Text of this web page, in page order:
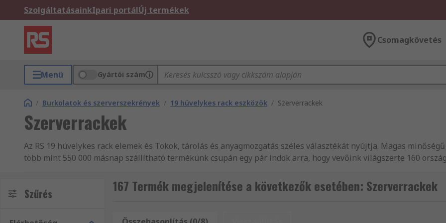
SzolgáltatásainkIpari portálÚj termékek
Csomagkövetés
Menü Gyártói szám
/ Burkolatok és szerverszekrények / 19 hüvelykes rack eszközök / Szerverrackek
Szerverrackek
Az RS 19 hüvelykes rack elemek és Tokok, tárolás és anyagmozgatás széles választékát nyújtja. Magas
több mint 550 000 másnap szállítható termékünk csupán egy pár indok arra, hogy vevőink világszerte 160
vonatkozó kérdései vannak, forduljon bizalommal ügyfélszolgálatunkhoz. Segítőkész kollégáink örömmel állnak
berendezések, automatikai alkatrészek és kábelek és 19 hüvelykes rack elemek rendkívül széles választékát
megtalálja. Amennyiben a termékeket vagy szolgáltatásainkat illető kérdései vannak, forduljon bizalommal
Szűrés 167 Termék megjelenítése a következők esetében: Szerverrackek